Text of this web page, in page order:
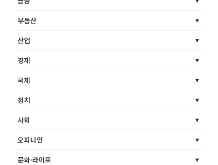
부동산
산업
경제
국제
정치
사회
오피니언
문화·라이프